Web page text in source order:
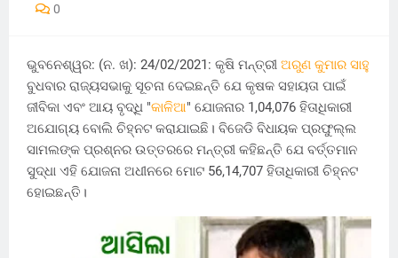
0
ଭୁବନେଶ୍ୱର: (ନ. ଖ): 24/02/2021: କୃଷି ମନ୍ତ୍ରୀ ଅରୁଣ କୁମାର ସାହୁ
ବୁଧବାର ରାଜ୍ୟସଭାକୁ ସୂଚନା ଦେଇଛନ୍ତି ଯେ କୃଷକ ସହାୟତା ପାଇଁ
ଜୀବିକା ଏବଂ ଆୟ ବୃଦ୍ଧି "କାଳିଆ" ଯୋଜନାର 1,04,076 ହିତାଧିକାରୀ
ଅଯୋଗ୍ୟ ବୋଲି ଚିହ୍ନଟ କରାଯାଇଛି। ବିଜେଡି ବିଧାୟକ ପ୍ରଫୁଲ୍ଲ
ସାମଲଙ୍କ ପ୍ରଶ୍ନର ଉତ୍ତରରେ ମନ୍ତ୍ରୀ କହିଛନ୍ତି ଯେ ବର୍ତ୍ତମାନ
ସୁଦ୍ଧା ଏହି ଯୋଜନା ଅଧୀନରେ ମୋଟ 56,14,707 ହିତାଧିକାରୀ ଚିହ୍ନଟ
ହୋଇଛନ୍ତି।